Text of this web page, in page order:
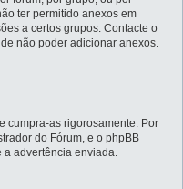
ter permitido anexos em
a certos grupos. Contacte o
não poder adicionar anexos.
cumpra-as rigorosamente. Por
do Fórum, e o phpBB
a advertência enviada.